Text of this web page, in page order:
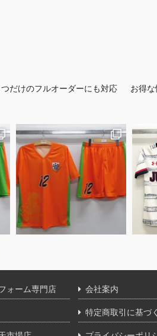
だけのフルオーダーにも対応
お得
ォーム専門店 会社案内
特定商取引に基づ